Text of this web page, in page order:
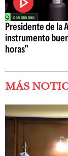
Presidente de la
instrumento
horas"
MÁS